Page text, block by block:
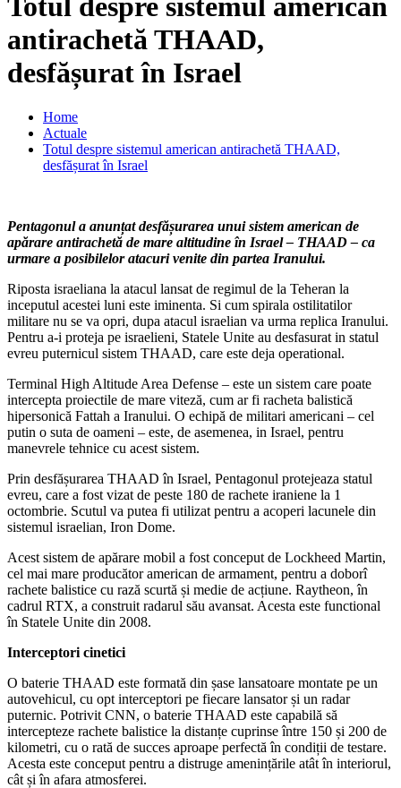
Totul despre sistemul american
antirachetă THAAD,
desfășurat în Israel
Home
Actuale
Totul despre sistemul american antirachetă THAAD,
desfășurat în Israel
Pentagonul a anunțat desfășurarea unui sistem american de
apărare antirachetă de mare altitudine în Israel – THAAD – ca
urmare a posibilelor atacuri venite din partea Iranului.
Riposta israeliana la atacul lansat de regimul de la Teheran la
inceputul acestei luni este iminenta. Si cum spirala ostilitatilor
militare nu se va opri, dupa atacul israelian va urma replica Iranului.
Pentru a-i proteja pe israelieni, Statele Unite au desfasurat in statul
evreu puternicul sistem THAAD, care este deja operational.
Terminal High Altitude Area Defense – este un sistem care poate
intercepta proiectile de mare viteză, cum ar fi racheta balistică
hipersonică Fattah a Iranului. O echipă de militari americani – cel
putin o suta de oameni – este, de asemenea, in Israel, pentru
manevrele tehnice cu acest sistem.
Prin desfășurarea THAAD în Israel, Pentagonul protejeaza statul
evreu, care a fost vizat de peste 180 de rachete iraniene la 1
octombrie. Scutul va putea fi utilizat pentru a acoperi lacunele din
sistemul israelian, Iron Dome.
Acest sistem de apărare mobil a fost conceput de Lockheed Martin,
cel mai mare producător american de armament, pentru a doborî
rachete balistice cu rază scurtă și medie de acțiune. Raytheon, în
cadrul RTX, a construit radarul său avansat. Acesta este functional
în Statele Unite din 2008.
Interceptori cinetici
O baterie THAAD este formată din șase lansatoare montate pe un
autovehicul, cu opt interceptori pe fiecare lansator și un radar
puternic. Potrivit CNN, o baterie THAAD este capabilă să
intercepteze rachete balistice la distanțe cuprinse între 150 și 200 de
kilometri, cu o rată de succes aproape perfectă în condiții de testare.
Acesta este conceput pentru a distruge amenințările atât în interiorul,
cât și în afara atmosferei.